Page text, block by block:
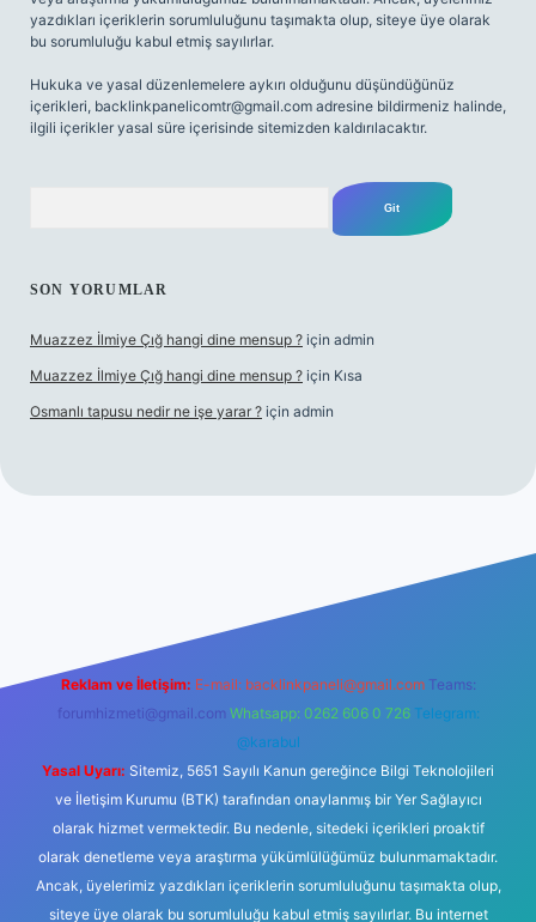
yazdıkları içeriklerin sorumluluğunu taşımakta olup, siteye üye olarak
bu sorumluluğu kabul etmiş sayılırlar.
Hukuka ve yasal düzenlemelere aykırı olduğunu düşündüğünüz
içerikleri, backlinkpanelicomtr@gmail.com adresine bildirmeniz halinde,
ilgili içerikler yasal süre içerisinde sitemizden kaldırılacaktır.
SON YORUMLAR
Muazzez İlmiye Çığ hangi dine mensup ? için admin
Muazzez İlmiye Çığ hangi dine mensup ? için Kısa
Osmanlı tapusu nedir ne işe yarar ? için admin
Betexper giriş adresi
Reklam ve İletişim: E-mail: backlinkpaneli@gmail.com Teams:
forumhizmeti@gmail.com Whatsapp: 0262 606 0 726 Telegram:
@karabul
Yasal Uyarı: Sitemiz, 5651 Sayılı Kanun gereğince Bilgi Teknolojileri
ve İletişim Kurumu (BTK) tarafından onaylanmış bir Yer Sağlayıcı
olarak hizmet vermektedir. Bu nedenle, sitedeki içerikleri proaktif
olarak denetleme veya araştırma yükümlülüğümüz bulunmamaktadır.
Ancak, üyelerimiz yazdıkları içeriklerin sorumluluğunu taşımakta olup,
siteye üye olarak bu sorumluluğu kabul etmiş sayılırlar. Bu internet